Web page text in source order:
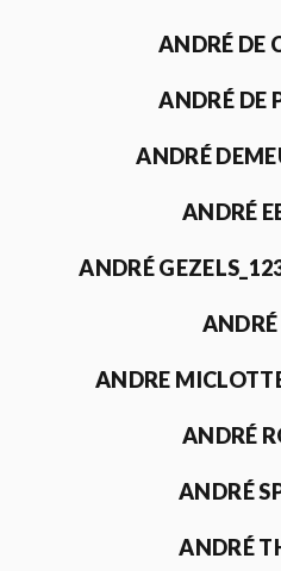
ANDRÉ DE
ANDRÉ DE
ANDRÉ
ANDRÉ
ANDRÉ
ANDRE
ANDRÉ
ANDRÉ
ANDRÉ